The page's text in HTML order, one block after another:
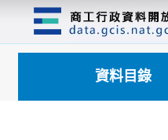
資料目錄